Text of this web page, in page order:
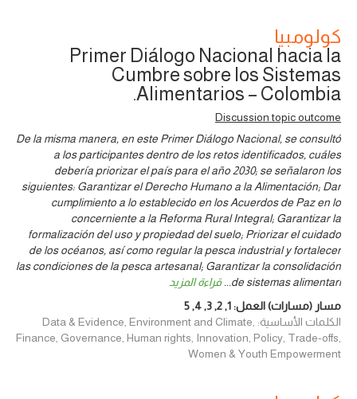
كولومبيا
Primer Diálogo Nacional hacia la
Cumbre sobre los Sistemas
Alimentarios – Colombia.
Discussion topic outcome
De la misma manera, en este Primer Diálogo Nacional, se consultó
a los participantes dentro de los retos identificados, cuáles
debería priorizar el país para el año 2030; se señalaron los
siguientes: Garantizar el Derecho Humano a la Alimentación; Dar
cumplimiento a lo establecido en los Acuerdos de Paz en lo
concerniente a la Reforma Rural Integral; Garantizar la
formalización del uso y propiedad del suelo; Priorizar el cuidado
de los océanos, así como regular la pesca industrial y fortalecer
las condiciones de la pesca artesanal; Garantizar la consolidación
de sistemas alimentari
... قراءة المزيد
مسار (مسارات) العمل:1
,
2
,
3
,
4
,
5
الكلمات الأساسية: Data & Evidence, Environment and Climate,
Finance, Governance, Human rights, Innovation, Policy, Trade-offs,
Women & Youth Empowerment